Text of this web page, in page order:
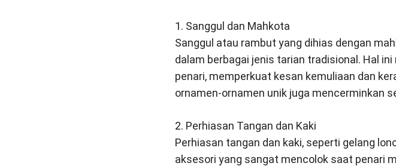
1. Sanggul dan Mahkota
Sanggul atau rambut yang dihias dengan
dalam berbagai jenis tarian tradisional. Hal
penari, memperkuat kesan kemuliaan dan
ornamen-ornamen unik juga mencerminkan
2. Perhiasan Tangan dan Kaki
Perhiasan tangan dan kaki, seperti gelang
aksesori yang sangat mencolok saat penari